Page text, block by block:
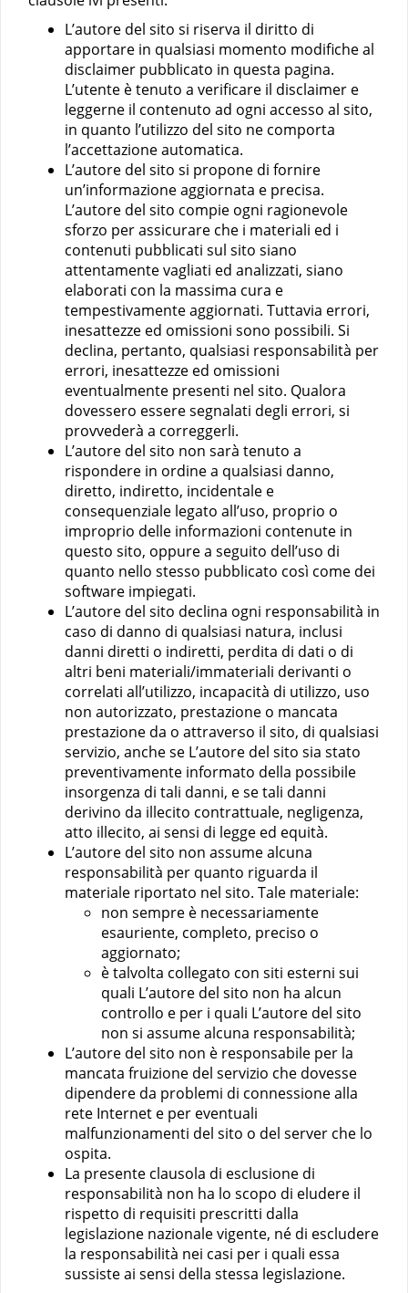
L’autore del sito si riserva il diritto di
apportare in qualsiasi momento modifiche al
disclaimer pubblicato in questa pagina.
L’utente è tenuto a verificare il disclaimer e
leggerne il contenuto ad ogni accesso al sito,
in quanto l’utilizzo del sito ne comporta
l’accettazione automatica.
L’autore del sito si propone di fornire
un’informazione aggiornata e precisa.
L’autore del sito compie ogni ragionevole
sforzo per assicurare che i materiali ed i
contenuti pubblicati sul sito siano
attentamente vagliati ed analizzati, siano
elaborati con la massima cura e
tempestivamente aggiornati. Tuttavia errori,
inesattezze ed omissioni sono possibili. Si
declina, pertanto, qualsiasi responsabilità per
errori, inesattezze ed omissioni
eventualmente presenti nel sito. Qualora
dovessero essere segnalati degli errori, si
provvederà a correggerli.
L’autore del sito non sarà tenuto a
rispondere in ordine a qualsiasi danno,
diretto, indiretto, incidentale e
consequenziale legato all’uso, proprio o
improprio delle informazioni contenute in
questo sito, oppure a seguito dell’uso di
quanto nello stesso pubblicato così come dei
software impiegati.
L’autore del sito declina ogni responsabilità in
caso di danno di qualsiasi natura, inclusi
danni diretti o indiretti, perdita di dati o di
altri beni materiali/immateriali derivanti o
correlati all’utilizzo, incapacità di utilizzo, uso
non autorizzato, prestazione o mancata
prestazione da o attraverso il sito, di qualsiasi
servizio, anche se L’autore del sito sia stato
preventivamente informato della possibile
insorgenza di tali danni, e se tali danni
derivino da illecito contrattuale, negligenza,
atto illecito, ai sensi di legge ed equità.
L’autore del sito non assume alcuna
responsabilità per quanto riguarda il
materiale riportato nel sito. Tale materiale:
non sempre è necessariamente
esauriente, completo, preciso o
aggiornato;
è talvolta collegato con siti esterni sui
quali L’autore del sito non ha alcun
controllo e per i quali L’autore del sito
non si assume alcuna responsabilità;
L’autore del sito non è responsabile per la
mancata fruizione del servizio che dovesse
dipendere da problemi di connessione alla
rete Internet e per eventuali
malfunzionamenti del sito o del server che lo
ospita.
La presente clausola di esclusione di
responsabilità non ha lo scopo di eludere il
rispetto di requisiti prescritti dalla
legislazione nazionale vigente, né di escludere
la responsabilità nei casi per i quali essa
sussiste ai sensi della stessa legislazione.